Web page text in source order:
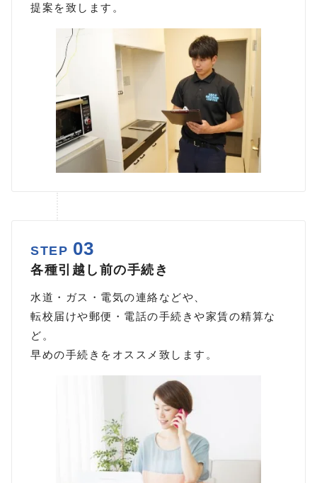
提案を致します。
STEP 03
各種引越し前の手続き
水道・ガス・電気の連絡などや、
転校届けや郵便・電話の手続きや家賃の精算な
ど。
早めの手続きをオススメ致します。